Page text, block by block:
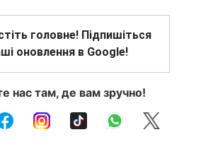
головне! Підпишіться
оновлення в Google!
нас там, де вам зручно!